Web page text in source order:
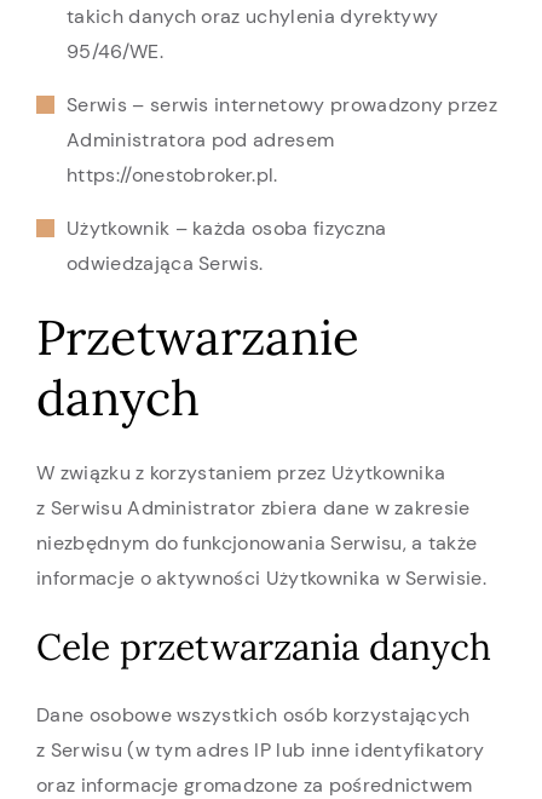
takich danych oraz uchylenia dyrektywy
95/46/WE.
Serwis – serwis internetowy prowadzony przez
Administratora pod adresem
https://onestobroker.pl.
Użytkownik – każda osoba fizyczna
odwiedzająca Serwis.
Przetwarzanie
danych
W związku z korzystaniem przez Użytkownika
z Serwisu Administrator zbiera dane w zakresie
niezbędnym do funkcjonowania Serwisu, a także
informacje o aktywności Użytkownika w Serwisie.
Cele przetwarzania danych
Dane osobowe wszystkich osób korzystających
z Serwisu (w tym adres IP lub inne identyfikatory
oraz informacje gromadzone za pośrednictwem